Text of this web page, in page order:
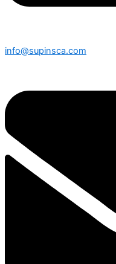
info@supinsca.com